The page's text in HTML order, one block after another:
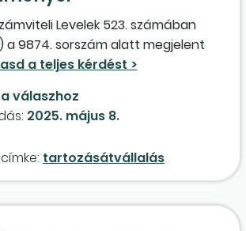
Levelek 523. számában
a 9874. sorszám alatt megjelent
válaszban leírt lehetőségek
cég kiegyenlíti „A” cég
a válaszban leírt módon, a
növelő és csökkentő
arra, hogy a
következményei a
megegyeznek.
válaszhoz
2025. május 8.
tartozásátvállalás